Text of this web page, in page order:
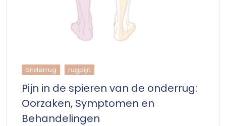
onderrug rugpijn
Pijn in de spieren van de onderrug:
Oorzaken, Symptomen en
Behandelingen